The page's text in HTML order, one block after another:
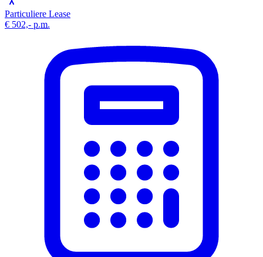
Particuliere Lease
€ 502,- p.m.